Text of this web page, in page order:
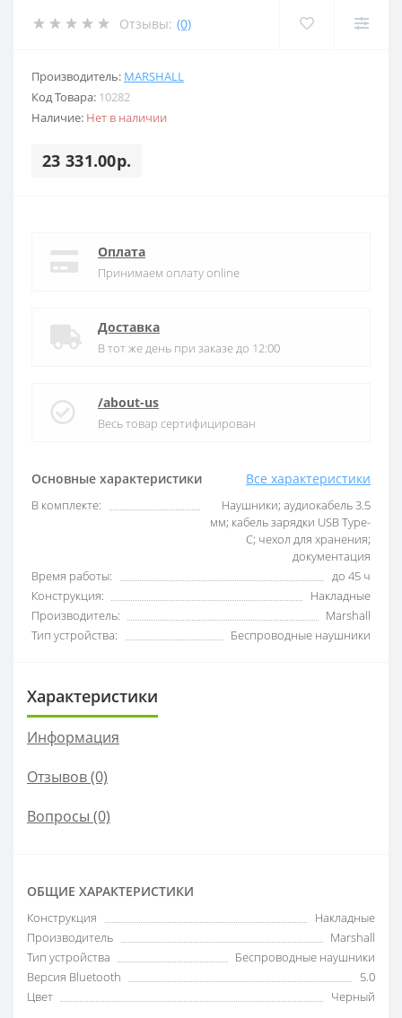
Отзывы: (0)
Производитель: MARSHALL
Код Товара: 10282
Наличие: Нет в наличии
23 331.00р.
Основные характеристики Все характеристики
В комплекте:
Наушники; аудиокабель 3.5
мм; кабель зарядки USB Type-
C; чехол для хранения;
документация
Время работы:
до 45 ч
Конструкция:
Накладные
Производитель:
Marshall
Тип устройства:
Беспроводные наушники
Оплата
Принимаем оплату online
Доставка
В тот же день при заказе до 12:00
/about-us
Весь товар сертифицирован
Характеристики
Информация
Отзывов (0)
Вопросы (0)
ОБЩИЕ ХАРАКТЕРИСТИКИ
Конструкция
Накладные
Производитель
Marshall
Тип устройства
Беспроводные наушники
Версия Bluetooth
5.0
Цвет
Черный